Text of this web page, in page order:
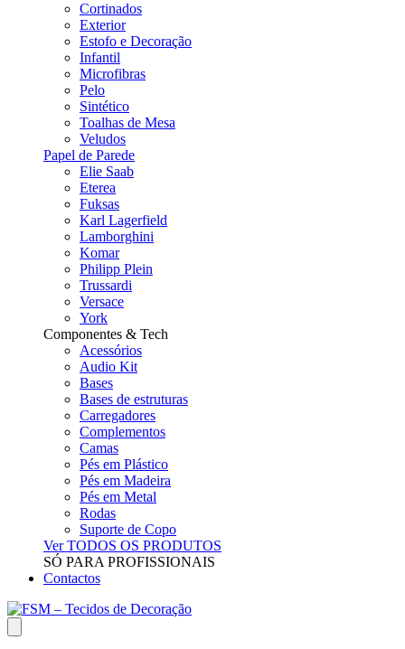
Cortinados
Exterior
Estofo e Decoração
Infantil
Microfibras
Pelo
Sintético
Toalhas de Mesa
Veludos
Papel de Parede
Elie Saab
Eterea
Fuksas
Karl Lagerfield
Lamborghini
Komar
Philipp Plein
Trussardi
Versace
York
Componentes & Tech
Acessórios
Audio Kit
Bases
Bases de estruturas
Carregadores
Complementos
Camas
Pés em Plástico
Pés em Madeira
Pés em Metal
Rodas
Suporte de Copo
Ver TODOS OS PRODUTOS
SÓ PARA PROFISSIONAIS
Contactos